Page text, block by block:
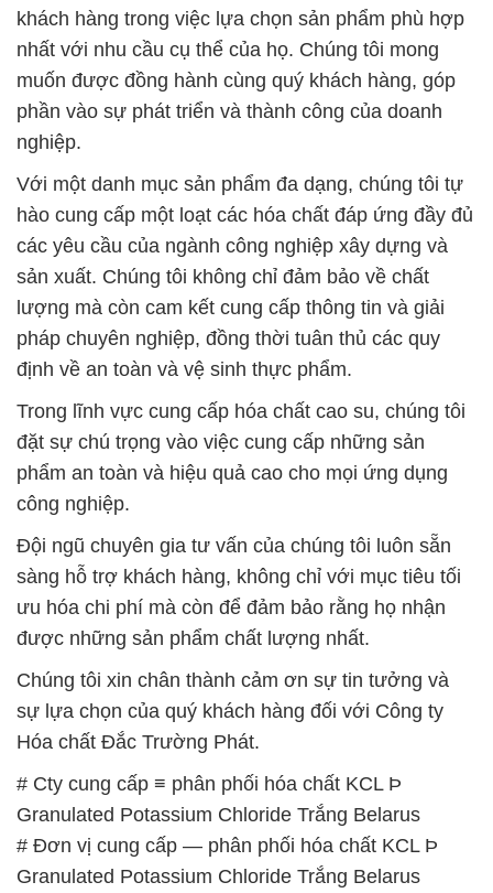
khách hàng trong việc lựa chọn sản phẩm phù hợp
nhất với nhu cầu cụ thể của họ. Chúng tôi mong
muốn được đồng hành cùng quý khách hàng, góp
phần vào sự phát triển và thành công của doanh
nghiệp.
Với một danh mục sản phẩm đa dạng, chúng tôi tự
hào cung cấp một loạt các hóa chất đáp ứng đầy đủ
các yêu cầu của ngành công nghiệp xây dựng và
sản xuất. Chúng tôi không chỉ đảm bảo về chất
lượng mà còn cam kết cung cấp thông tin và giải
pháp chuyên nghiệp, đồng thời tuân thủ các quy
định về an toàn và vệ sinh thực phẩm.
Trong lĩnh vực cung cấp hóa chất cao su, chúng tôi
đặt sự chú trọng vào việc cung cấp những sản
phẩm an toàn và hiệu quả cao cho mọi ứng dụng
công nghiệp.
Đội ngũ chuyên gia tư vấn của chúng tôi luôn sẵn
sàng hỗ trợ khách hàng, không chỉ với mục tiêu tối
ưu hóa chi phí mà còn để đảm bảo rằng họ nhận
được những sản phẩm chất lượng nhất.
Chúng tôi xin chân thành cảm ơn sự tin tưởng và
sự lựa chọn của quý khách hàng đối với Công ty
Hóa chất Đắc Trường Phát.
# Cty cung cấp ≡ phân phối hóa chất KCL Þ
Granulated Potassium Chloride Trắng Belarus
# Đơn vị cung cấp — phân phối hóa chất KCL Þ
Granulated Potassium Chloride Trắng Belarus